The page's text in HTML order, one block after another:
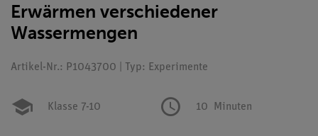
Erwärmen verschiedener
Wassermengen
Artikel-Nr.: P1043700 | Typ: Experimente
Klasse 7-10 10 Minuten